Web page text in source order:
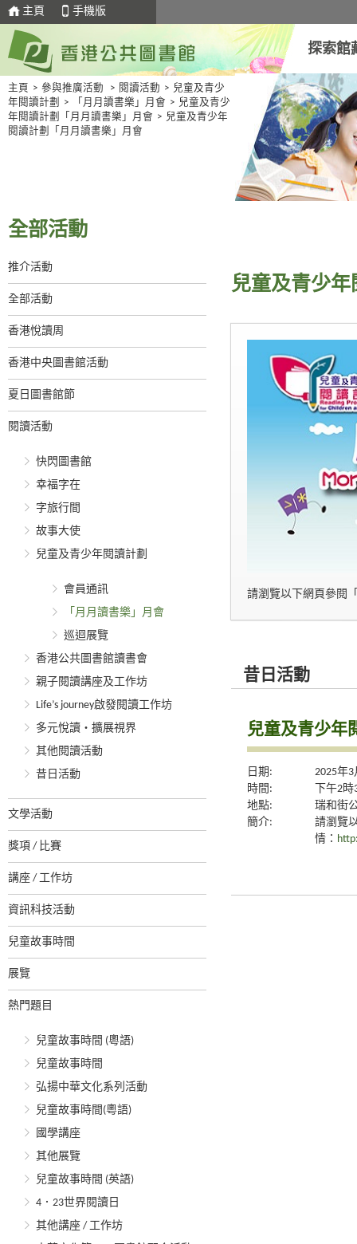
主頁 手機版
探索館
主頁 > 參與推廣活動 > 閱讀活動 > 兒童及青少
年閱讀計劃
> 「月月讀書樂」月會 > 兒童及青少
年閱讀計劃「月月讀書樂」月會 > 兒童及青少年
閱讀計劃「月月讀書樂」月會
全部活動
推介活動
全部活動
香港悅讀周
香港中央圖書館活動
夏日圖書館節
閱讀活動
快閃圖書館
幸福字在
字旅行間
故事大使
兒童及青少年閱讀計劃
會員通訊
「月月讀書樂」月會
巡迴展覽
香港公共圖書館讀書會
親子閱讀講座及工作坊
Life’s journey啟發閱讀工作坊
多元悅讀‧擴展視界
其他閱讀活動
昔日活動
文學活動
獎項 / 比賽
講座 / 工作坊
資訊科技活動
兒童故事時間
展覽
熱門題目
兒童故事時間 (粵語)
兒童故事時間
弘揚中華文化系列活動
兒童故事時間(粵語)
國學講座
其他展覽
兒童故事時間 (英語)
4．23世界閱讀日
其他講座 / 工作坊
兒童及青少
請瀏覽以下網頁參閱
昔日活動
兒童及青少年
日期:
2025年
時間:
下午2
地點:
瑞和街
簡介:
請瀏覽
情：